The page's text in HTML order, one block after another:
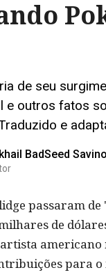
de seu
e outros fatos
e
BadSeed
passaram
de
para